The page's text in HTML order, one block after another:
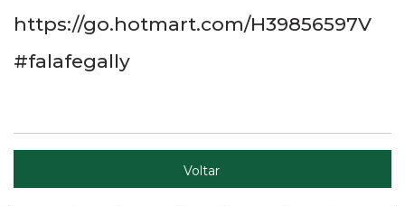
https://go.hotmart.com/H39856597V
#falafegally
Voltar